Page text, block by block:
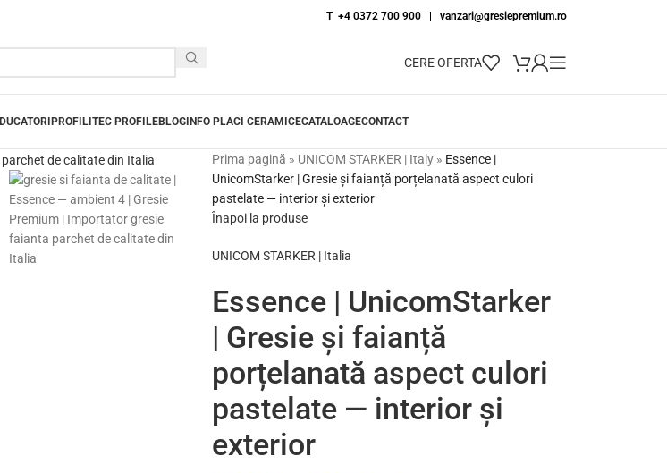
T +4 0372 700 900 | vanzari@gresiepremium.ro
CERE OFERTA
PROFILITEC PROFILEBLOG INFO PLACI CERAMICECATALOAGECONTACT
Prima pagină » UNICOM STARKER | Italy » Essence |
UnicomStarker | Gresie și faianță porțelanată aspect culori
pastelate — interior și exterior
Înapoi la produse
UNICOM STARKER | Italia
Essence | UnicomStarker
| Gresie și faianță
porțelanată aspect culori
pastelate — interior și
exterior